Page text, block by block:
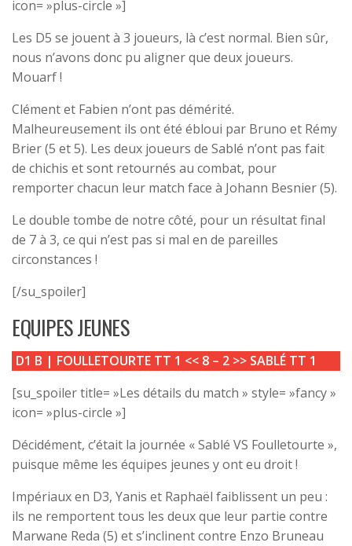
icon= »plus-circle »]
Les D5 se jouent à 3 joueurs, là c’est normal. Bien sûr,
nous n’avons donc pu aligner que deux joueurs.
Mouarf !
Clément et Fabien n’ont pas démérité.
Malheureusement ils ont été ébloui par Bruno et Rémy
Brier (5 et 5). Les deux joueurs de Sablé n’ont pas fait
de chichis et sont retournés au combat, pour
remporter chacun leur match face à Johann Besnier (5).
Le double tombe de notre côté, pour un résultat final
de 7 à 3, ce qui n’est pas si mal en de pareilles
circonstances !
[/su_spoiler]
EQUIPES JEUNES
D1 B | FOULLETOURTE TT 1 << 8 – 2 >> SABLÉ TT 1
[su_spoiler title= »Les détails du match » style= »fancy »
icon= »plus-circle »]
Décidément, c’était la journée « Sablé VS Foulletourte »,
puisque même les équipes jeunes y ont eu droit !
Impériaux en D3, Yanis et Raphaël faiblissent un peu :
ils ne remportent tous les deux que leur partie contre
Marwane Reda (5) et s’inclinent contre Enzo Bruneau